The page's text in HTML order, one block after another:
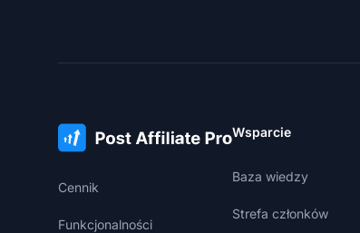
Cennik
Funkcjonalności
Wsparcie
Baza wiedzy
Strefa członków